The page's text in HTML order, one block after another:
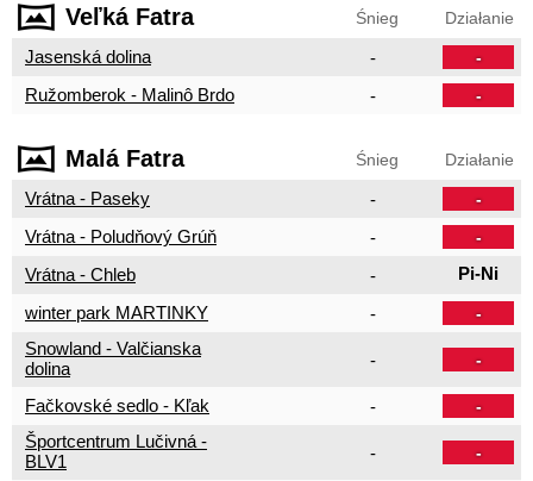
Veľká Fatra Śnieg Działanie
Jasenská dolina - -
Ružomberok - Malinô Brdo - -
Malá Fatra Śnieg Działanie
Vrátna - Paseky - -
Vrátna - Poludňový Grúň - -
Vrátna - Chleb -
Pi-Ni
winter park MARTINKY
- -
Snowland - Valčianska
dolina
- -
Fačkovské sedlo - Kľak - -
Športcentrum Lučivná -
BLV1
- -